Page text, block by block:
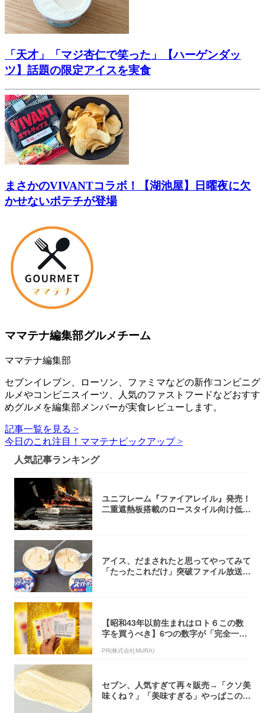
「天才」「マジ杏仁で笑った」【ハーゲンダッ
ツ】話題の限定アイスを実食
まさかのVIVANTコラボ！【湖池屋】日曜夜に欠
かせないポテチが登場
ママテナ編集部グルメチーム
ママテナ編集部
セブンイレブン、ローソン、ファミマなどの新作コンビニグ
ルメやコンビニスイーツ、人気のファストフードなどおすす
めグルメを編集部メンバーが実食レビューします。
記事一覧を見る >
今日のこれ注目！ママテナピックアップ >
人気記事ランキング
ユニフレーム『ファイアレイル』発売！
二重遮熱板搭載のロースタイル向け低型
アイス、だまされたと思ってやってみて
「たったこれだけ」突破ファイル放送で
【昭和43年以前生まれはロト６この数
字を買うべき】6つの数字が「完全一
PR(株式会社MURA)
セブン、人気すぎて再々販売→「クソ美
味くね？」「美味すぎる」やっぱこのク